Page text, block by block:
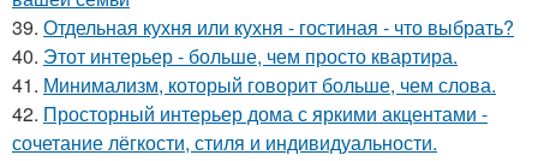
39. Отдельная кухня или кухня - гостиная - что выбрать?
40. Этот интерьер - больше, чем просто квартира.
41. Минимализм, который говорит больше, чем слова.
42. Просторный интерьер дома с яркими акцентами -
сочетание лёгкости, стиля и индивидуальности.